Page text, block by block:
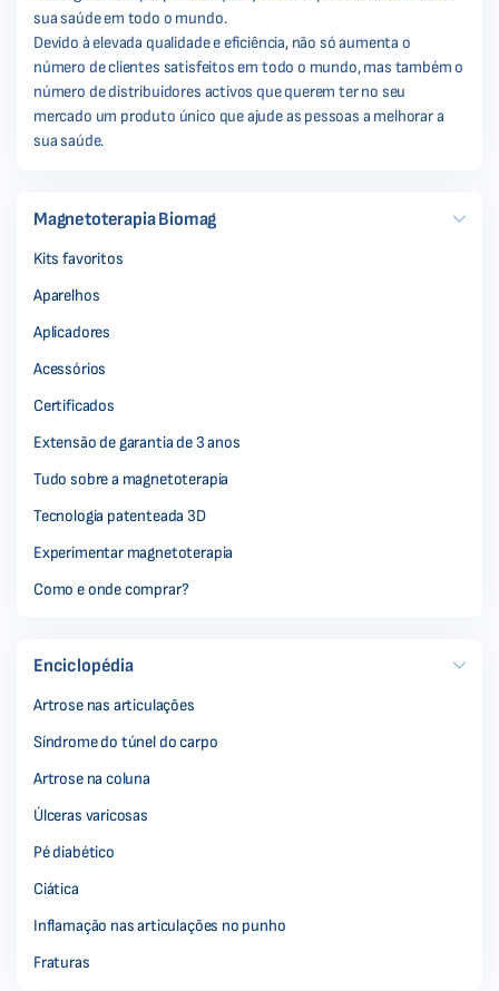
sua saúde em todo o mundo.
Devido à elevada qualidade e eficiência, não só aumenta o
número de clientes satisfeitos em todo o mundo, mas também o
número de distribuidores activos que querem ter no seu
mercado um produto único que ajude as pessoas a melhorar a
sua saúde.
Magnetoterapia Biomag
Kits favoritos
Aparelhos
Aplicadores
Acessórios
Certificados
Extensão de garantia de 3 anos
Tudo sobre a magnetoterapia
Tecnologia patenteada 3D
Experimentar magnetoterapia
Como e onde comprar?
Enciclopédia
Artrose nas articulações
Síndrome do túnel do carpo
Artrose na coluna
Úlceras varicosas
Pé diabético
Ciática
Inflamação nas articulações no punho
Fraturas